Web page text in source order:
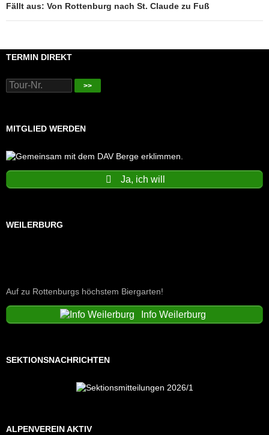
Fällt aus: Von Rottenburg nach St. Claude zu Fuß
TERMIN DIREKT
>>
MITGLIED WERDEN
Ja, ich will
WEILERBURG
Auf zu Rottenburgs höchstem Biergarten!
Info Weilerburg
SEKTIONSNACHRICHTEN
ALPENVEREIN AKTIV